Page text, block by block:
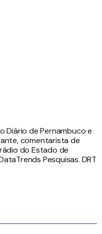
Diário de Pernambuco e
comentarista de
do Estado de
Pesquisas. DRT